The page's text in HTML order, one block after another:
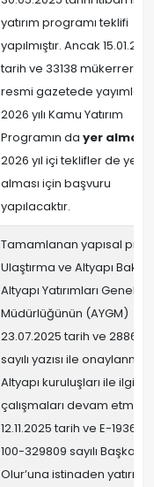
yatırım programı teklifi
yapılmıştır. Ancak
tarih ve 33138 mükerrer
resmi gazetede
2026 yılı Kamu Yatırım
Programın da yer
2026 yıl içi teklifler de yer
alması için başvuru
yapılacaktır.
Tamamlanan yapısal
Ulaştırma ve Altyapı
Altyapı Yatırımları Genel
Müdürlüğünün (AYGM)
23.07.2025 tarih ve 2886871
sayılı yazısı ile
Altyapı kuruluşları ile ilgili
çalışmaları devam
12.11.2025 tarih ve E-
100-329809 sayılı Başkanlık
Olur’una istinaden yatırım